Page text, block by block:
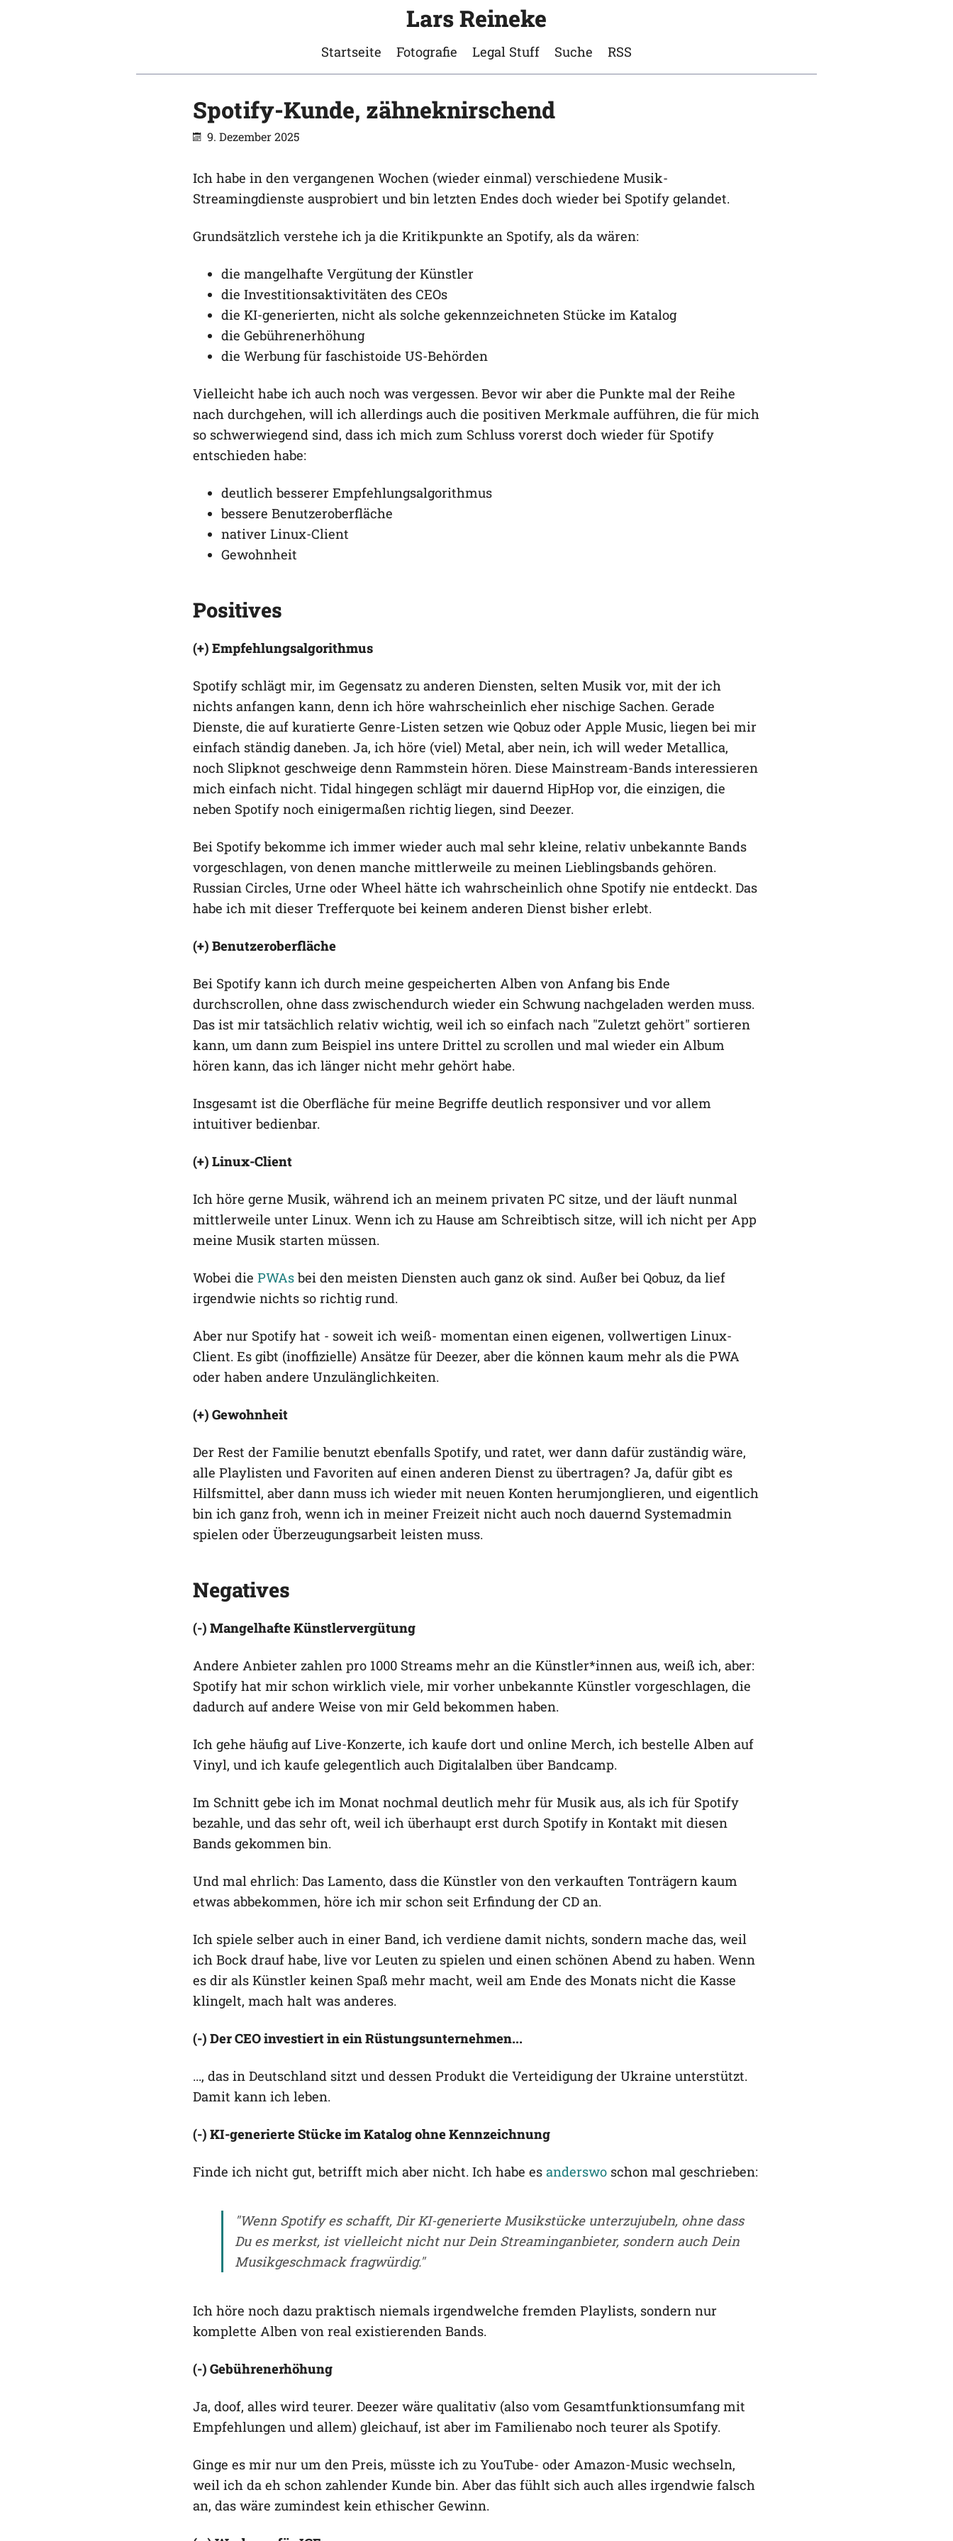
Lars Reineke
Startseite Fotografie Legal Stuff Suche RSS
Spotify-Kunde, zähneknirschend
9. Dezember 2025
Ich habe in den vergangenen Wochen (wieder einmal) verschiedene Musik-
Streamingdienste ausprobiert und bin letzten Endes doch wieder bei Spotify gelandet.
Grundsätzlich verstehe ich ja die Kritikpunkte an Spotify, als da wären:
die mangelhafte Vergütung der Künstler
die Investitionsaktivitäten des CEOs
die KI-generierten, nicht als solche gekennzeichneten Stücke im Katalog
die Gebührenerhöhung
die Werbung für faschistoide US-Behörden
Vielleicht habe ich auch noch was vergessen. Bevor wir aber die Punkte mal der Reihe
nach durchgehen, will ich allerdings auch die positiven Merkmale aufführen, die für mich
so schwerwiegend sind, dass ich mich zum Schluss vorerst doch wieder für Spotify
entschieden habe:
deutlich besserer Empfehlungsalgorithmus
bessere Benutzeroberfläche
nativer Linux-Client
Gewohnheit
Positives
(+) Empfehlungsalgorithmus
Spotify schlägt mir, im Gegensatz zu anderen Diensten, selten Musik vor, mit der ich
nichts anfangen kann, denn ich höre wahrscheinlich eher nischige Sachen. Gerade
Dienste, die auf kuratierte Genre-Listen setzen wie Qobuz oder Apple Music, liegen bei mir
einfach ständig daneben. Ja, ich höre (viel) Metal, aber nein, ich will weder Metallica,
noch Slipknot geschweige denn Rammstein hören. Diese Mainstream-Bands interessieren
mich einfach nicht. Tidal hingegen schlägt mir dauernd HipHop vor, die einzigen, die
neben Spotify noch einigermaßen richtig liegen, sind Deezer.
Bei Spotify bekomme ich immer wieder auch mal sehr kleine, relativ unbekannte Bands
vorgeschlagen, von denen manche mittlerweile zu meinen Lieblingsbands gehören.
Russian Circles, Urne oder Wheel hätte ich wahrscheinlich ohne Spotify nie entdeckt. Das
habe ich mit dieser Trefferquote bei keinem anderen Dienst bisher erlebt.
(+) Benutzeroberfläche
Bei Spotify kann ich durch meine gespeicherten Alben von Anfang bis Ende
durchscrollen, ohne dass zwischendurch wieder ein Schwung nachgeladen werden muss.
Das ist mir tatsächlich relativ wichtig, weil ich so einfach nach "Zuletzt gehört" sortieren
kann, um dann zum Beispiel ins untere Drittel zu scrollen und mal wieder ein Album
hören kann, das ich länger nicht mehr gehört habe.
Insgesamt ist die Oberfläche für meine Begriffe deutlich responsiver und vor allem
intuitiver bedienbar.
(+) Linux-Client
Ich höre gerne Musik, während ich an meinem privaten PC sitze, und der läuft nunmal
mittlerweile unter Linux. Wenn ich zu Hause am Schreibtisch sitze, will ich nicht per App
meine Musik starten müssen.
Wobei die PWAsbei den meisten Diensten auch ganz ok sind. Außer bei Qobuz, da lief
irgendwie nichts so richtig rund.
Aber nur Spotify hat - soweit ich weiß- momentan einen eigenen, vollwertigen Linux-
Client. Es gibt (inoffizielle) Ansätze für Deezer, aber die können kaum mehr als die PWA
oder haben andere Unzulänglichkeiten.
(+) Gewohnheit
Der Rest der Familie benutzt ebenfalls Spotify, und ratet, wer dann dafür zuständig wäre,
alle Playlisten und Favoriten auf einen anderen Dienst zu übertragen? Ja, dafür gibt es
Hilfsmittel, aber dann muss ich wieder mit neuen Konten herumjonglieren, und eigentlich
bin ich ganz froh, wenn ich in meiner Freizeit nicht auch noch dauernd Systemadmin
spielen oder Überzeugungsarbeit leisten muss.
Negatives
(-) Mangelhafte Künstlervergütung
Andere Anbieter zahlen pro 1000 Streams mehr an die Künstler*innen aus, weiß ich, aber:
Spotify hat mir schon wirklich viele, mir vorher unbekannte Künstler vorgeschlagen, die
dadurch auf andere Weise von mir Geld bekommen haben.
Ich gehe häufig auf Live-Konzerte, ich kaufe dort und online Merch, ich bestelle Alben auf
Vinyl, und ich kaufe gelegentlich auch Digitalalben über Bandcamp.
Im Schnitt gebe ich im Monat nochmal deutlich mehr für Musik aus, als ich für Spotify
bezahle, und das sehr oft, weil ich überhaupt erst durch Spotify in Kontakt mit diesen
Bands gekommen bin.
Und mal ehrlich: Das Lamento, dass die Künstler von den verkauften Tonträgern kaum
etwas abbekommen, höre ich mir schon seit Erfindung der CD an.
Ich spiele selber auch in einer Band, ich verdiene damit nichts, sondern mache das, weil
ich Bock drauf habe, live vor Leuten zu spielen und einen schönen Abend zu haben. Wenn
es dir als Künstler keinen Spaß mehr macht, weil am Ende des Monats nicht die Kasse
klingelt, mach halt was anderes.
(-) Der CEO investiert in ein Rüstungsunternehmen...
..., das in Deutschland sitzt und dessen Produkt die Verteidigung der Ukraine unterstützt.
Damit kann ich leben.
(-) KI-generierte Stücke im Katalog ohne Kennzeichnung
Finde ich nicht gut, betrifft mich aber nicht. Ich habe es anderswo schon mal geschrieben:
"Wenn Spotify es schafft, Dir KI-generierte Musikstücke unterzujubeln, ohne dass
Du es merkst, ist vielleicht nicht nur Dein Streaminganbieter, sondern auch Dein
Musikgeschmack fragwürdig."
Ich höre noch dazu praktisch niemals irgendwelche fremden Playlists, sondern nur
komplette Alben von real existierenden Bands.
(-) Gebührenerhöhung
Ja, doof, alles wird teurer. Deezer wäre qualitativ (also vom Gesamtfunktionsumfang mit
Empfehlungen und allem) gleichauf, ist aber im Familienabo noch teurer als Spotify.
Ginge es mir nur um den Preis, müsste ich zu YouTube- oder Amazon-Music wechseln,
weil ich da eh schon zahlender Kunde bin. Aber das fühlt sich auch alles irgendwie falsch
an, das wäre zumindest kein ethischer Gewinn.